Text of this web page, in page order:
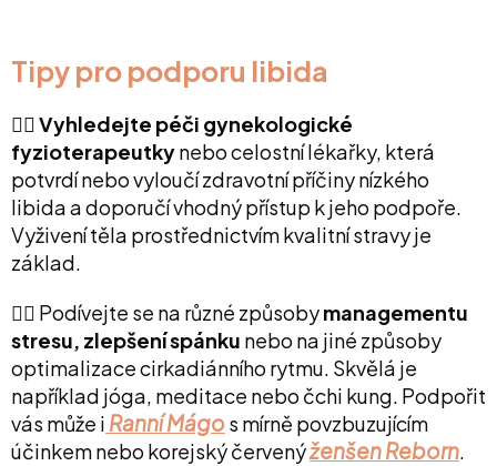
Tipy pro podporu libida
👉🏻 Vyhledejte péči gynekologické
fyzioterapeutkynebo celostní lékařky, která
potvrdí nebo vyloučí zdravotní příčiny nízkého
libida a doporučí vhodný přístup k jeho podpoře.
Vyživení těla prostřednictvím kvalitní stravy je
základ.
👉🏻 Podívejte se na různé způsobymanagementu
stresu, zlepšení spánku nebo na jiné způsoby
optimalizace cirkadiánního rytmu. Skvělá je
například jóga, meditace nebo čchi kung. Podpořit
vás může i Ranní Mágos mírně povzbuzujícím
účinkem nebo korejský červenýženšen Reborn.